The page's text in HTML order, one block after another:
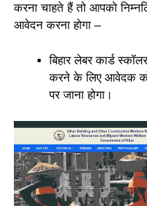
करना चाहते हैं तो आपको
आवेदन करना होगा –
बिहार लेबर कार्ड
करने के लिए आवेदक
पर जाना होगा।